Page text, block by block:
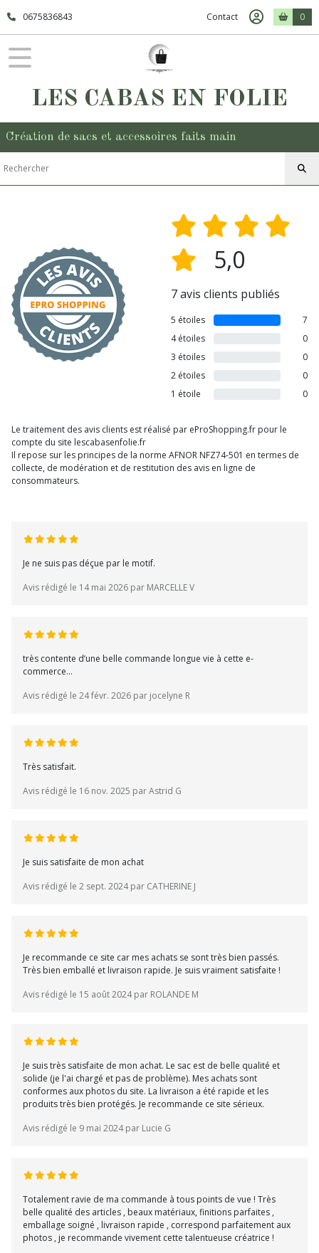
0675836843 Contact 0
LES CABAS EN FOLIE
Création de sacs et accessoires faits main
5,0
7 avis clients publiés
5 étoiles
7
4 étoiles
0
3 étoiles
0
2 étoiles
0
1 étoile
0
Le traitement des avis clients est réalisé par eProShopping.fr pour le
compte du site lescabasenfolie.fr
Il repose sur les principes de la norme AFNOR NFZ74-501 en termes de
collecte, de modération et de restitution des avis en ligne de
consommateurs.
Je ne suis pas déçue par le motif.
Avis rédigé le 14 mai 2026 par MARCELLE V
très contente d’une belle commande longue vie à cette e-
commerce…
Avis rédigé le 24 févr. 2026 par jocelyne R
Très satisfait.
Avis rédigé le 16 nov. 2025 par Astrid G
Je suis satisfaite de mon achat
Avis rédigé le 2 sept. 2024 par CATHERINE J
Je recommande ce site car mes achats se sont très bien passés.
Très bien emballé et livraison rapide. Je suis vraiment satisfaite !
Avis rédigé le 15 août 2024 par ROLANDE M
Je suis très satisfaite de mon achat. Le sac est de belle qualité et
solide (je l'ai chargé et pas de problème). Mes achats sont
conformes aux photos du site. La livraison a été rapide et les
produits très bien protégés. Je recommande ce site sérieux.
Avis rédigé le 9 mai 2024 par Lucie G
Totalement ravie de ma commande à tous points de vue ! Très
belle qualité des articles , beaux matériaux, finitions parfaites ,
emballage soigné , livraison rapide , correspond parfaitement aux
photos , je recommande vivement cette talentueuse créatrice !